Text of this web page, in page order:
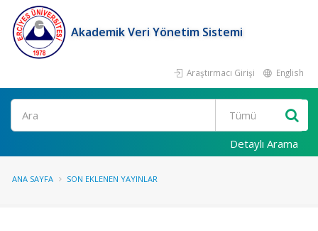
Akademik Veri Yönetim Sistemi
Araştırmacı Girişi English
Ara
Detaylı Arama
ANA SAYFA SON EKLENEN YAYINLAR